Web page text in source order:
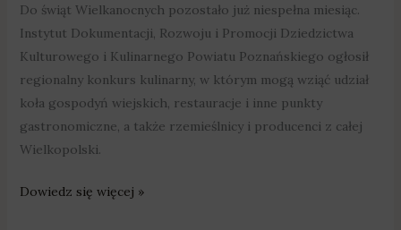
Do świąt Wielkanocnych pozostało już niespełna miesiąc.
Instytut Dokumentacji, Rozwoju i Promocji Dziedzictwa
Kulturowego i Kulinarnego Powiatu Poznańskiego ogłosił
regionalny konkurs kulinarny, w którym mogą wziąć udział
koła gospodyń wiejskich, restauracje i inne punkty
gastronomiczne, a także rzemieślnicy i producenci z całej
Wielkopolski.
Dowiedz się więcej »